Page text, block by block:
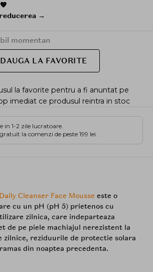
→
momentan
LA FAVORITE
la favorite pentru a fi anuntat pe
imediat ce produsul reintra in stoc
in 1-2 zile lucratoare.
la comenzi de peste 199 lei.
Cleanser Face Mousse este o
cu un pH (pH 5) prietenos cu
zilnica, care indeparteaza
de pe piele machiajul nerezistent la
zilnice, reziduurile de protectie solara
din noaptea precedenta.
cremoasa este delicata pentru piele,